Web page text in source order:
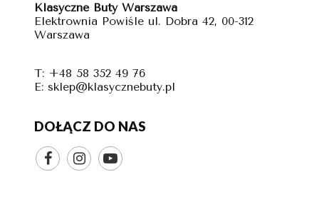
Klasyczne Buty Warszawa
Elektrownia Powiśle ul. Dobra 42, 00-312
Warszawa
T: +48 58 352 49 76
E: sklep@klasycznebuty.pl
DOŁĄCZ DO NAS
  